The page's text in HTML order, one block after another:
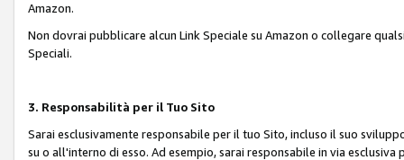
Amazon.
Non dovrai pubblicare alcun Link Speciale su Amazon o collegare
Speciali.
3. Responsabilità per il Tuo Sito
Sarai esclusivamente responsabile per il tuo Sito, incluso il suo
su o all'interno di esso. Ad esempio, sarai responsabile in via esclusiva